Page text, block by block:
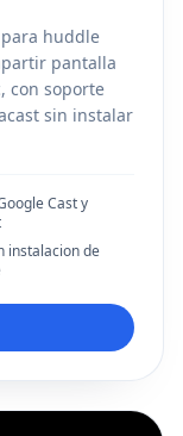
huddle
pantalla
con soporte
sin instalar
Cast y
instalacion de